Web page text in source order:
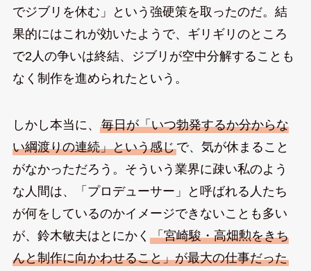
でジブリを休む」という強硬策を取ったのだ。結
果的にはこれが効いたようで、ギリギリのところ
で2人の争いは終結、ジブリが空中分解することも
なく制作を進められたという。
しかし本当に、 毎日が「いつ勃発するか分からな
い綱渡りの連続」という感じで、気が休まること
がなかっただろう。そういう業界に疎い私のよう
な人間は、「プロデューサー」と呼ばれる人たち
が何をしているのかイメージできないことも多い
が、鈴木敏夫はとにかく 「宮崎駿・高畑勲をきち
んと制作に向かわせること」が最大の仕事だった